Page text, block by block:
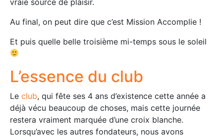
Au final, on peut dire que c’est Mission Accomplie !
Et puis quelle belle troisième mi-temps sous le soleil
L’essence du club
Le club, qui fête ses 4 ans d’existence cette année a
déjà vécu beaucoup de choses, mais cette journée
restera vraiment marquée d’une croix blanche.
Lorsqu’avec les autres fondateurs, nous avons